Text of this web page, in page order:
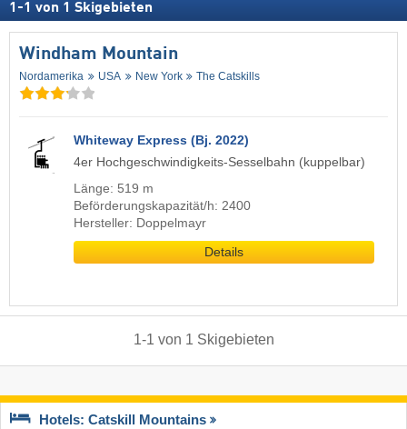
1 -1 von 1 Skigebieten
Windham Mountain
Nordamerika USA New York The Catskills
Whiteway Express (Bj. 2022)
4er Hochgeschwindigkeits-Sesselbahn (kuppelbar)
Länge: 519 m
Beförderungskapazität/h: 2400
Hersteller: Doppelmayr
Details
1-1 von 1 Skigebieten
Hotels: Catskill Mountains